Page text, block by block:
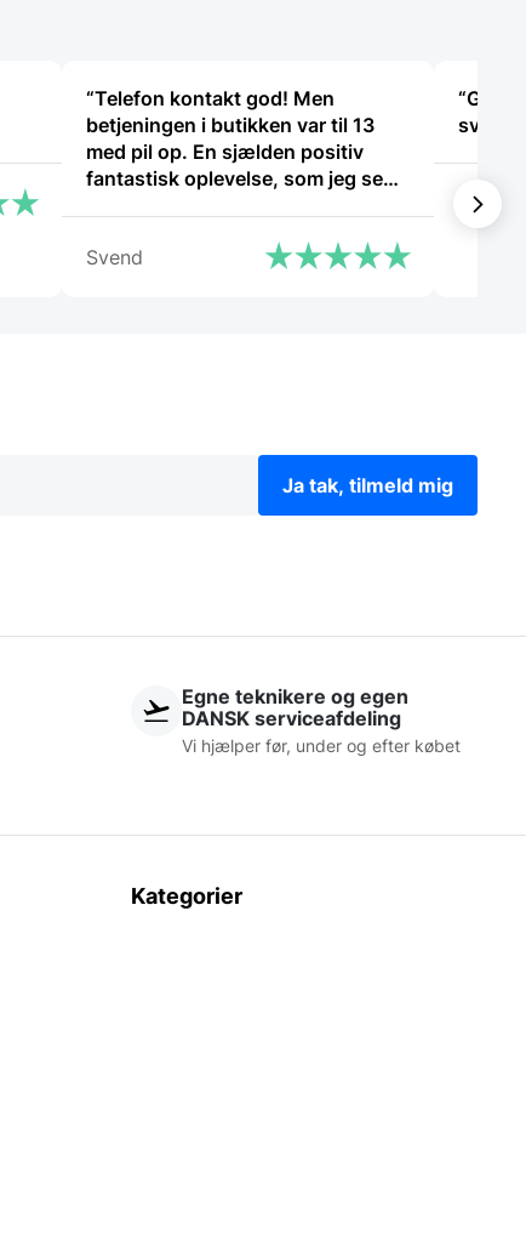
“Telefon kontakt god! Men
betjeningen i butikken var til 13
med pil op. En sjælden positiv
fantastisk oplevelse, som jeg sent
Svend
“God
svaret
Kaj
Ja tak, tilmeld mig
Egne teknikere og egen
DANSK serviceafdeling
Vi hjælper før, under og efter købet
Kategorier